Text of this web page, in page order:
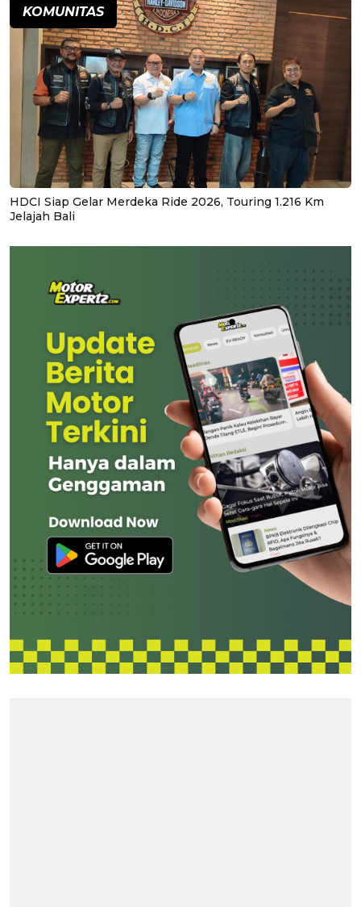
KOMUNITAS
HDCI Siap Gelar Merdeka Ride 2026, Touring 1.216 Km
Jelajah Bali